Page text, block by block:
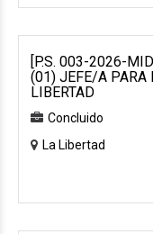
[P.S. 003-2026-
(01) JEFE/A PARA
LIBERTAD
Concluido
La Libertad